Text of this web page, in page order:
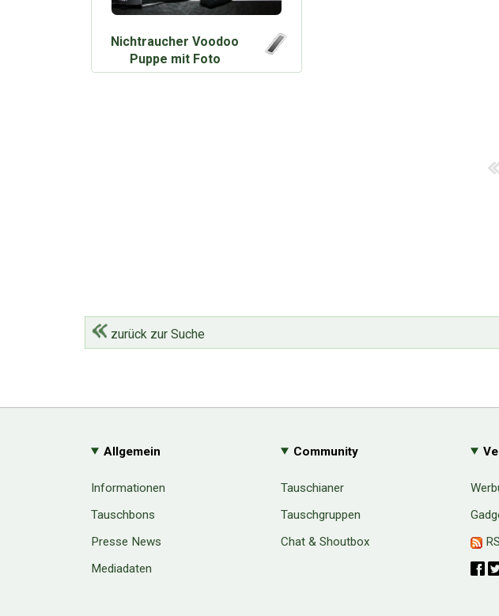
Nichtraucher Voodoo
Puppe mit Foto
zurück zur Suche
Allgemein
Informationen
Tauschbons
Presse News
Mediadaten
Community
Tauschianer
Tauschgruppen
Chat & Shoutbox